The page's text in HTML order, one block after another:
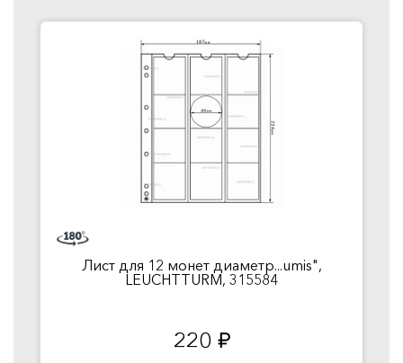
Лист для 12 монет диаметр...umis",
LEUCHTTURM, 315584
220 руб.